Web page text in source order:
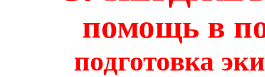
помощь в
подготовка